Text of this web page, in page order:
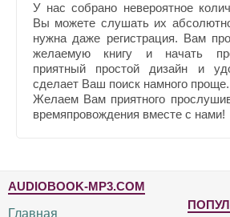
У нас собрано невероятное
Вы можете слушать их
нужна даже регистрация. Вам
желаемую книгу и начать
приятный простой дизайн и
сделает Ваш поиск намного проще.
Желаем Вам приятного
времяпровождения вместе с нами!
AUDIOBOOK-MP3.COM
Главная